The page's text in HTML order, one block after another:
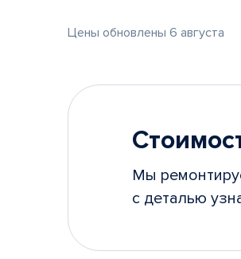
Цены обновлены 6 августа
Мы
с деталью